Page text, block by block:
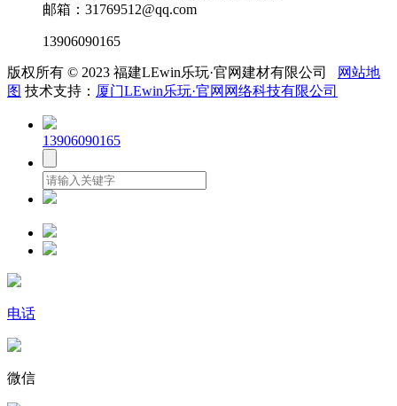
邮箱：31769512@qq.com
13906090165
版权所有 © 2023 福建LEwin乐玩·官网建材有限公司
网站地
图 技术支持： 厦门LEwin乐玩·官网网络科技有限公司
13906090165
电话
微信